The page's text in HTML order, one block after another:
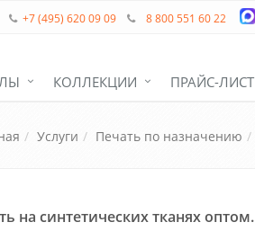
+7 (495) 620 09 09 8 800 551 60 22
КОЛЛЕКЦИИ ПРАЙС-ЛИСТ
Услуги Печать по назначению
на синтетических тканях оптом.